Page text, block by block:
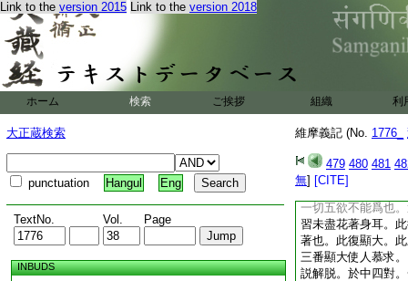
Link to the version 2015 Link to the version 2018
ホーム 検索 ご挨拶 組織 利
大正蔵検索
punctuation Hangul Eng
TextNo. Vol. Page
INBUDS
維摩義記 (No. 1776_
479 480 481
無] [CITE]
嚴具名不如法。六
呵。於中先呵。若
就前呵中。勿謂此
以下釋。先徴後解
對。皆初非小。後
第二約心。第三約
有所分別爲不如法
如法等。是顯大也
立道理。觀諸菩薩
初對。譬如人畏非
故色聲香味觸得其
一切五欲不能爲也
習未盡花著身耳。
著也。此復顯大。
三番顯大使人慕求
説解脱。於中四對